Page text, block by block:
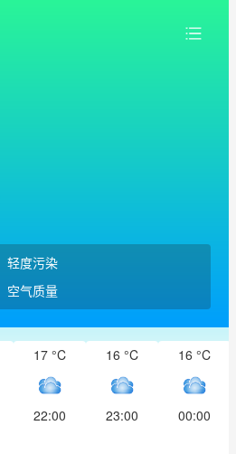
轻度污染
空气质量
17 °C
22:00
16 °C
23:00
16 °C
00:00